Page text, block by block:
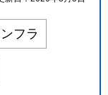
フラ